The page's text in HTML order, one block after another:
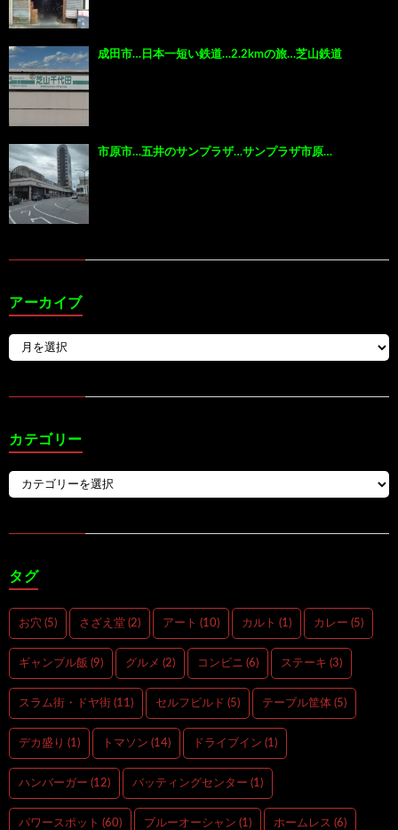
成田市…日本一短い鉄道…2.2kmの旅…芝山鉄道
市原市…五井のサンプラザ…サンプラザ市原…
アーカイブ
カテゴリー
タグ
お穴 (5) さざえ堂 (2) アート (10) カルト (1) カレー (5)
ギャンブル飯 (9) グルメ (2) コンビニ (6) ステーキ (3)
スラム街・ドヤ街 (11) セルフビルド (5) テーブル筐体 (5)
デカ盛り (1) トマソン (14) ドライブイン (1)
ハンバーガー (12) バッティングセンター (1)
パワースポット (60) ブルーオーシャン (1) ホームレス (6)